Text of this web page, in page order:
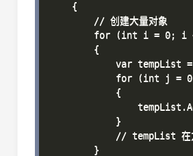
    {
        // 创建大量对象
for (int i = 0; i
        {
var tempList
for (int j =
            {
            }
// tempList 在
        }